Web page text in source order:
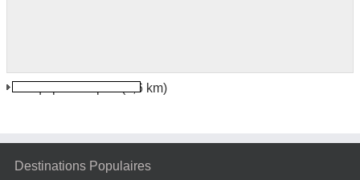
(9,6 km)
Destinations Populaires